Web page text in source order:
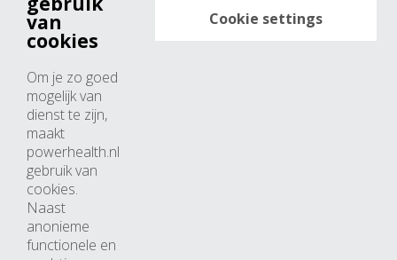
Adresse
4817 ZH breda
Nederland
Horaires d’ouvertures
Du lundi au jeudi: 09:00 – 17:00
Vendredi: 09:00 – 15:00
van
cookies
Om je zo goed
mogelijk van
dienst te zijn,
maakt
powerhealth.nl
gebruik van
cookies.
Naast
anonieme
functionele en
Cookie settings